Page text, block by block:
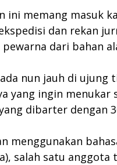
ini memang masuk
dan rekan
dari bahan
nun jauh di ujung
yang ingin
dibarter dengan
menggunakan
salah satu